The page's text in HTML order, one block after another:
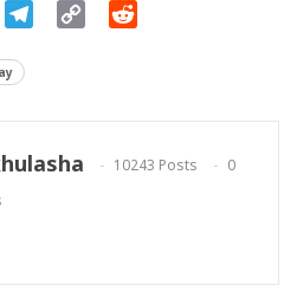
Telegram
Copy
10243 Posts
0